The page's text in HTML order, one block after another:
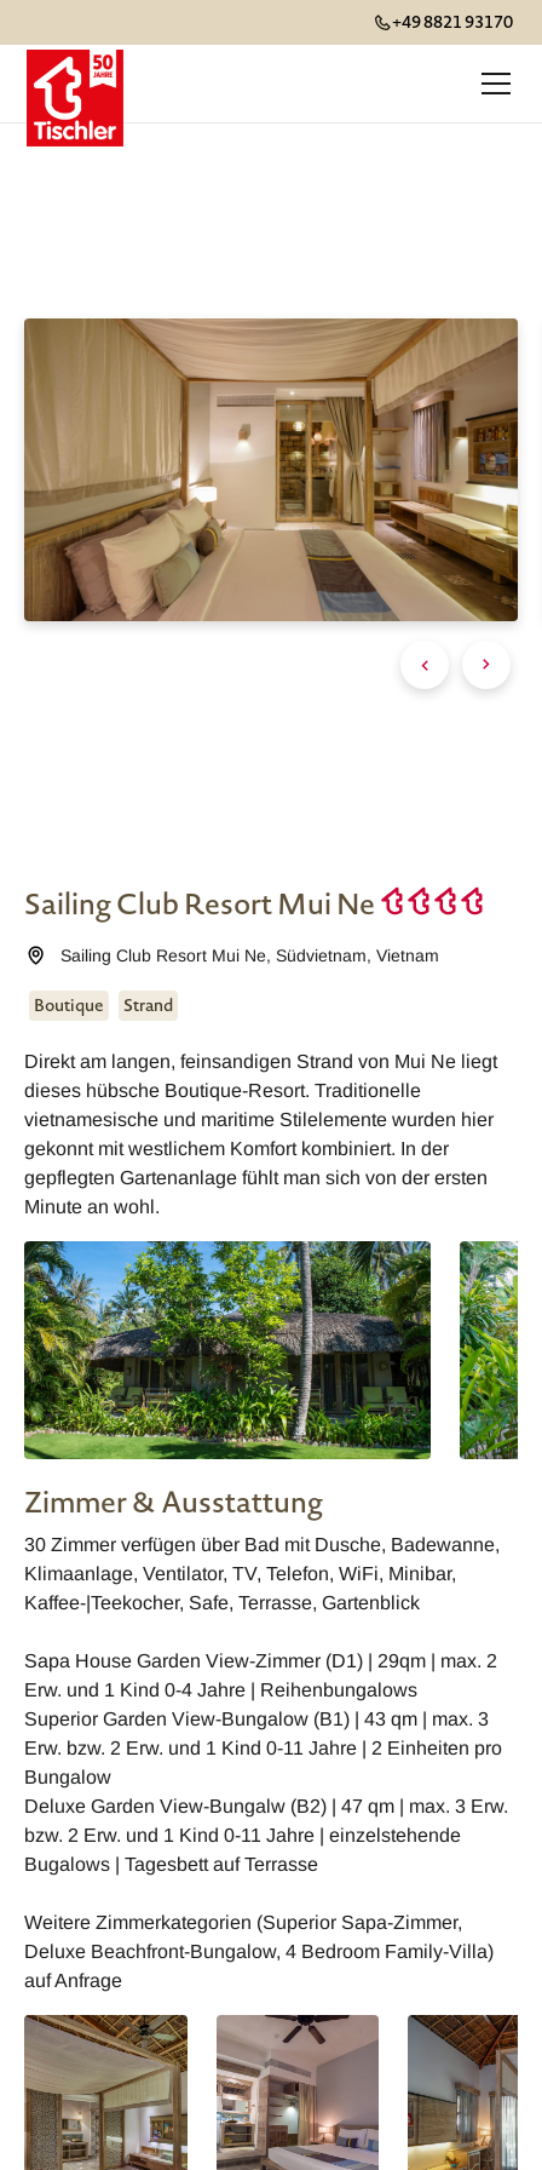
+49 8821 93170
Sailing Club Resort Mui Ne
Sailing Club Resort Mui Ne,Südvietnam,Vietnam
Boutique Strand
Direkt am langen, feinsandigen Strand von Mui Ne liegt
dieses hübsche Boutique-Resort. Traditionelle
vietnamesische und maritime Stilelemente wurden hier
gekonnt mit westlichem Komfort kombiniert. In der
gepflegten Gartenanlage fühlt man sich von der ersten
Minute an wohl.
Zimmer & Ausstattung
30 Zimmer verfügen über Bad mit Dusche, Badewanne,
Klimaanlage, Ventilator, TV, Telefon, WiFi, Minibar,
Kaffee-|Teekocher, Safe, Terrasse, Gartenblick
Sapa House Garden View-Zimmer (D1) | 29qm | max. 2
Erw. und 1 Kind 0-4 Jahre | Reihenbungalows
Superior Garden View-Bungalow (B1) | 43 qm | max. 3
Erw. bzw. 2 Erw. und 1 Kind 0-11 Jahre | 2 Einheiten pro
Bungalow
Deluxe Garden View-Bungalw (B2) | 47 qm | max. 3 Erw.
bzw. 2 Erw. und 1 Kind 0-11 Jahre | einzelstehende
Bugalows | Tagesbett auf Terrasse
Weitere Zimmerkategorien (Superior Sapa-Zimmer,
Deluxe Beachfront-Bungalow, 4 Bedroom Family-Villa)
auf Anfrage